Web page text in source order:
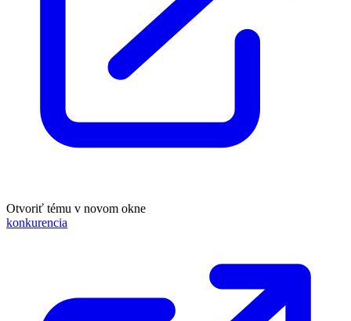
Otvoriť tému v novom okne
konkurencia